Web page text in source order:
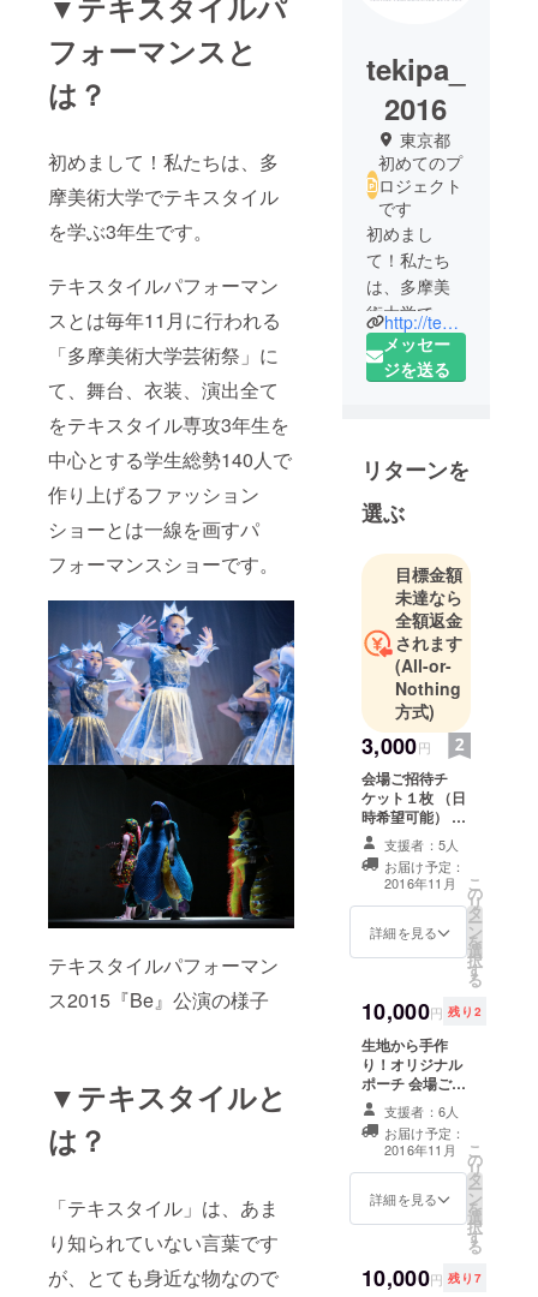
フォーマンスと
は？
初めまして！私たちは、多
摩美術大学でテキスタイル
を学ぶ3年生です。
テキスタイルパフォーマン
スとは毎年11月に行われる
「多摩美術大学芸術祭」に
て、舞台、衣装、演出全て
をテキスタイル専攻3年生を
中心とする学生総勢140人で
作り上げるファッション
ショーとは一線を画すパ
フォーマンスショーです。
テキスタイルパフォーマン
ス2015『Be』公演の様子
▼テキスタイルと
は？
「テキスタイル」は、あま
り知られていない言葉です
が、とても身近な物なので
tekipa_
2016
東京都
初めてのプ
ロジェクト
です
初めまし
て！私たち
は、多摩美
術大学でテ
キスタイル
を学ぶ3年生
ルパフォー
マンスとは
毎年11月に
行われる
「多摩美術
大学芸術
祭」にて、
舞台、衣
装、演出全
てをテキス
タイル専攻3
年生を中心
とする学生
総勢140人で
作り上げる
ファッショ
ンショーと
すパフォー
ショーで
す。
http://tekipa2016sen.main.jp
メッセー
ジを送る
リターンを
選ぶ
目標金額
未達なら
全額返金
されます
(All-or-
Nothing
方式)
3,000円
会場ご招待チ
ケット１枚 （日
時希望可能） 会
場にて配布する
パンフレットへ
の名前掲載 （ご
希望でない場合
は掲載致しませ
ん。）
支援者：5人
お届け予定：
2016年11月
詳細を見る
こ
の
リ
タ
ー
ン
を
選
択
す
る
10,000円 残り2
生地から手作
り！オリジナル
ポーチ 会場ご招
待チケット１枚
（日時希望可
能） 会場にて配
布するパンフ
レットへの名前
掲載 （ご希望で
支援者：6人
お届け予定：
2016年11月
詳細を見る
こ
の
リ
タ
ー
ン
を
選
択
す
る
10,000円 残り7